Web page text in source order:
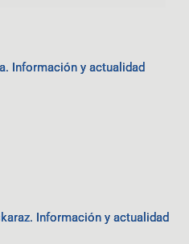
Información y actualidad
Información y actualidad